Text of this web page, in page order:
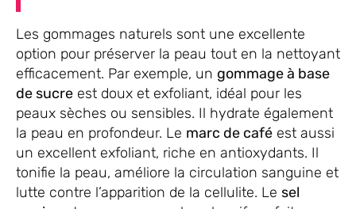
Les gommages naturels sont une excellente
option pour préserver la peau tout en la nettoyant
efficacement. Par exemple, un gommage à base
de sucre est doux et exfoliant, idéal pour les
peaux sèches ou sensibles. Il hydrate également
la peau en profondeur. Le marc de café est aussi
un excellent exfoliant, riche en antioxydants. Il
tonifie la peau, améliore la circulation sanguine et
lutte contre l’apparition de la cellulite. Le sel